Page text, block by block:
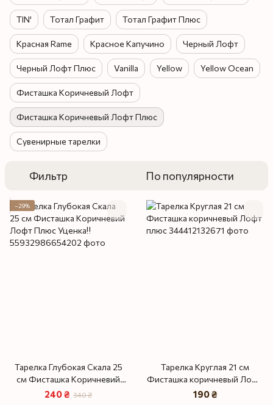
TIN' Тотал Графит Тотал Графит Плюс
Красная Rame Красное Капучино Черный Лофт
Черный Лофт Плюс Vanilla Yellow Yellow Ocean
Фисташка Коричневый Лофт
Фисташка Коричневый Лофт Плюс
Сувенирные тарелки
Фильтр По популярности
−29%
Тарелка Глубокая Скала 25
см Фисташка Коричневий
Лофт Плюс Уценка‼️
240 ₴ 340 ₴
Тарелка Круглая 21 см
Фисташка коричневый Лофт
плюс
190 ₴